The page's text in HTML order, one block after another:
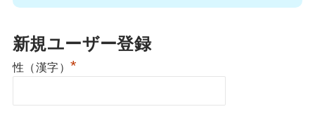
新規ユーザー登録
性（漢字） *